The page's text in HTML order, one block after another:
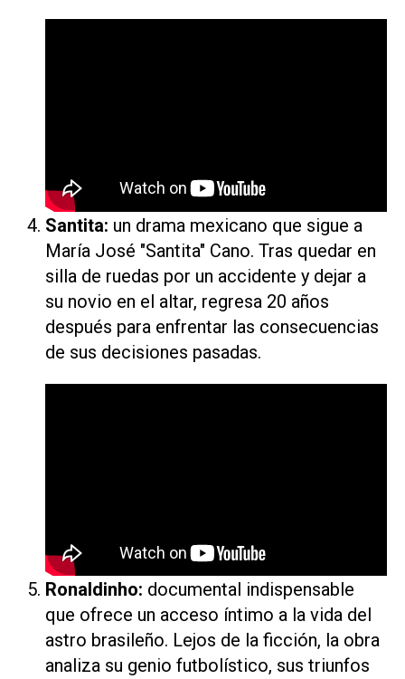
Santita: un drama mexicano que sigue a
María José "Santita" Cano. Tras quedar en
silla de ruedas por un accidente y dejar a
su novio en el altar, regresa 20 años
después para enfrentar las consecuencias
de sus decisiones pasadas.
Ronaldinho: documental indispensable
que ofrece un acceso íntimo a la vida del
astro brasileño. Lejos de la ficción, la obra
analiza su genio futbolístico, sus triunfos